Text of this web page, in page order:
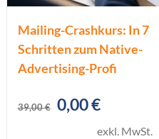
Mailing-Crashkurs: In 7
Schritten zum Native-
Advertising-Profi
39,00€ Ursprünglicher
0,00€Aktueller
Preis
exkl. MwSt.